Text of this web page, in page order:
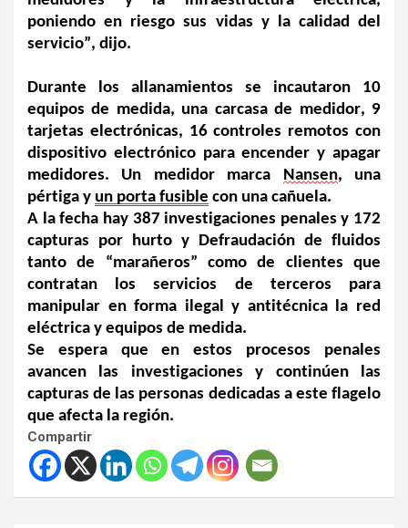
poniendo en riesgo sus vidas y la calidad del
servicio”, dijo.
Durante los allanamientos se incautaron 10
equipos de medida, una carcasa de medidor, 9
tarjetas electrónicas, 16 controles remotos con
dispositivo electrónico para encender y apagar
medidores. Un medidor marca
Nansen, una
pértiga y un porta fusible con una cañuela.
A la fecha hay 387 investigaciones penales y 172
capturas por hurto y Defraudación de fluidos
tanto de “marañeros” como de clientes que
contratan los servicios de terceros para
manipular en forma ilegal y antitécnica la red
eléctrica y equipos de medida.
Se espera que en estos procesos penales
avancen las investigaciones y continúen las
capturas de las personas dedicadas a este flagelo
que afecta la región.
Compartir